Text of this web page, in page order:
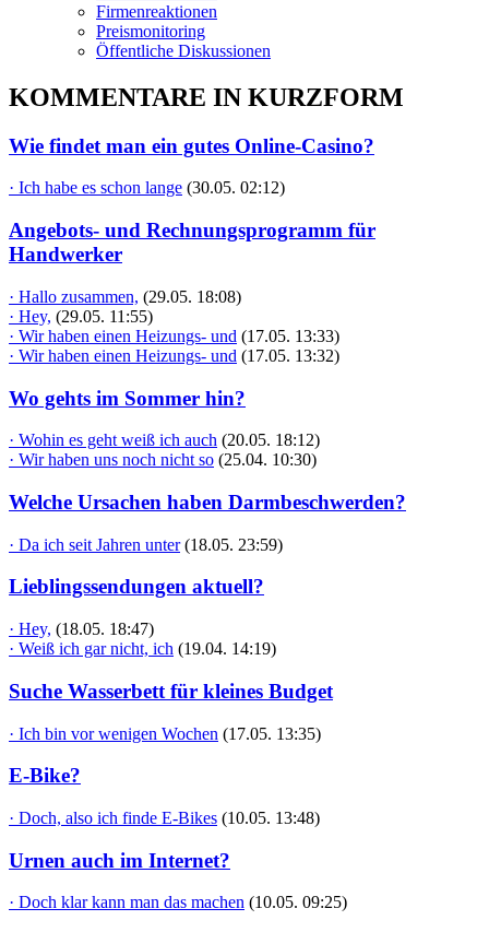
Firmenreaktionen
Preismonitoring
Öffentliche Diskussionen
KOMMENTARE IN KURZFORM
Wie findet man ein gutes Online-Casino?
· Ich habe es schon lange (30.05. 02:12)
Angebots- und Rechnungsprogramm für
Handwerker
· Hallo zusammen, (29.05. 18:08)
· Hey, (29.05. 11:55)
· Wir haben einen Heizungs- und (17.05. 13:33)
· Wir haben einen Heizungs- und (17.05. 13:32)
Wo gehts im Sommer hin?
· Wohin es geht weiß ich auch (20.05. 18:12)
· Wir haben uns noch nicht so (25.04. 10:30)
Welche Ursachen haben Darmbeschwerden?
· Da ich seit Jahren unter (18.05. 23:59)
Lieblingssendungen aktuell?
· Hey, (18.05. 18:47)
· Weiß ich gar nicht, ich (19.04. 14:19)
Suche Wasserbett für kleines Budget
· Ich bin vor wenigen Wochen (17.05. 13:35)
E-Bike?
· Doch, also ich finde E-Bikes (10.05. 13:48)
Urnen auch im Internet?
· Doch klar kann man das machen (10.05. 09:25)